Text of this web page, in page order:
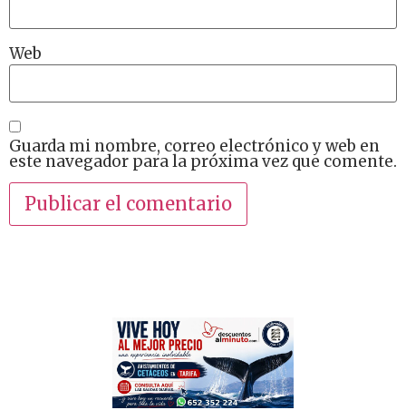
Web
Guarda mi nombre, correo electrónico y web en
este navegador para la próxima vez que comente.